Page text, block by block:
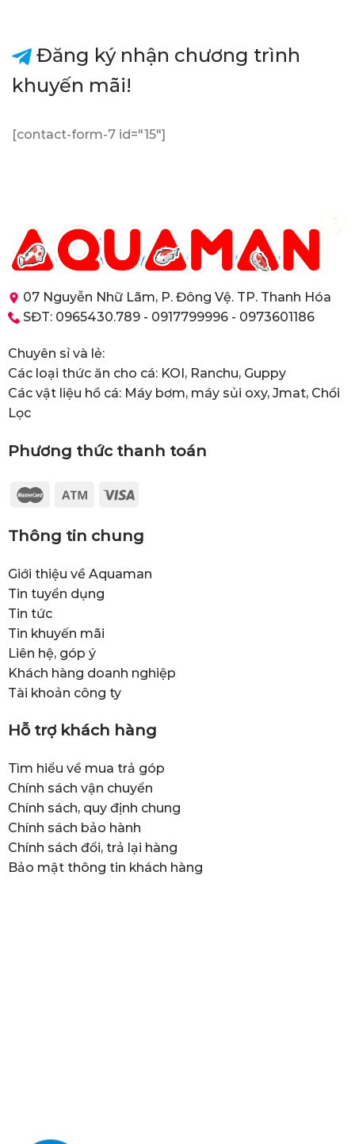
Đăng ký nhận chương trình
khuyến mãi!
[contact-form-7 id="15"]
07 Nguyễn Nhữ Lãm, P. Đông Vệ. TP. Thanh Hóa
SĐT: 0965430.789 - 0917799996 - 0973601186
Chuyên sỉ và lẻ:
Các loại thức ăn cho cá: KOI, Ranchu, Guppy
Các vật liệu hồ cá: Máy bơm, máy sủi oxy, Jmat, Chổi
Lọc
Phương thức thanh toán
Thông tin chung
Giới thiệu về Aquaman
Tin tuyển dụng
Tin tức
Tin khuyến mãi
Liên hệ, góp ý
Khách hàng doanh nghiệp
Tài khoản công ty
Hỗ trợ khách hàng
Tìm hiểu về mua trả góp
Chính sách vận chuyển
Chính sách, quy định chung
Chính sách bảo hành
Chính sách đổi, trả lại hàng
Bảo mật thông tin khách hàng